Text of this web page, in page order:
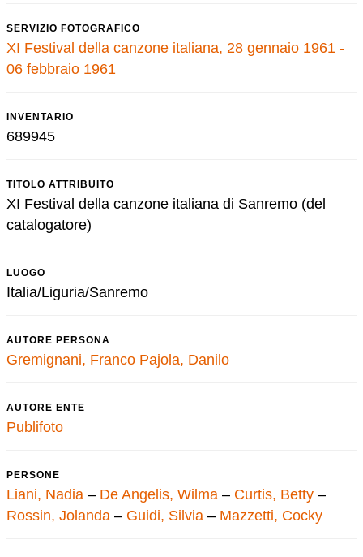
SERVIZIO FOTOGRAFICO
XI Festival della canzone italiana, 28 gennaio 1961 -
06 febbraio 1961
INVENTARIO
689945
TITOLO ATTRIBUITO
XI Festival della canzone italiana di Sanremo (del
catalogatore)
LUOGO
Italia/Liguria/Sanremo
AUTORE PERSONA
Gremignani, Franco Pajola, Danilo
AUTORE ENTE
Publifoto
PERSONE
Liani, Nadia – De Angelis, Wilma – Curtis, Betty –
Rossin, Jolanda – Guidi, Silvia – Mazzetti, Cocky